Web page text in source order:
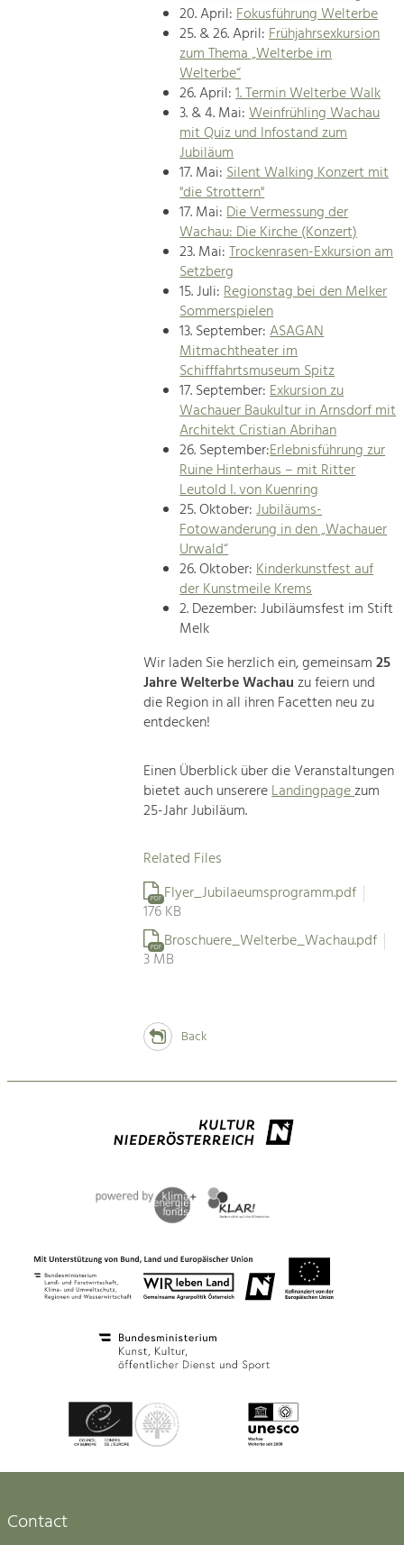
20. April:Fokusführung Welterbe
25. & 26. April:Frühjahrsexkursion
zum Thema „Welterbe im
Welterbe“
26. April:1. Termin Welterbe Walk
3. & 4. Mai:Weinfrühling Wachau
mit Quiz und Infostand zum
Jubiläum
17. Mai:Silent Walking Konzert mit
"die Strottern"
17. Mai:Die Vermessung der
Wachau: Die Kirche (Konzert)
23. Mai:Trockenrasen-Exkursion am
Setzberg
15. Juli:Regionstag bei den Melker
Sommerspielen
13. September:ASAGAN
Mitmachtheater im
Schifffahrtsmuseum Spitz
17. September:Exkursion zu
Wachauer Baukultur in Arnsdorf mit
Architekt Cristian Abrihan
26. September:Erlebnisführung zur
Ruine Hinterhaus – mit Ritter
Leutold I. von Kuenring
25. Oktober:Jubiläums-
Fotowanderung in den „Wachauer
Urwald“
26. Oktober:Kinderkunstfest auf
der Kunstmeile Krems
2. Dezember: Jubiläumsfest im Stift
Melk
Wir laden Sie herzlich ein, gemeinsam25
Jahre Welterbe Wachauzu feiern und
die Region in all ihren Facetten neu zu
entdecken!
Einen Überblick über die Veranstaltungen
bietet auch unserereLandingpagezum
25-Jahr Jubiläum.
Related Files
PDF Flyer_Jubilaeumsprogramm.pdf
176 KB
PDF Broschuere_Welterbe_Wachau.pdf
3 MB
Back
Contact